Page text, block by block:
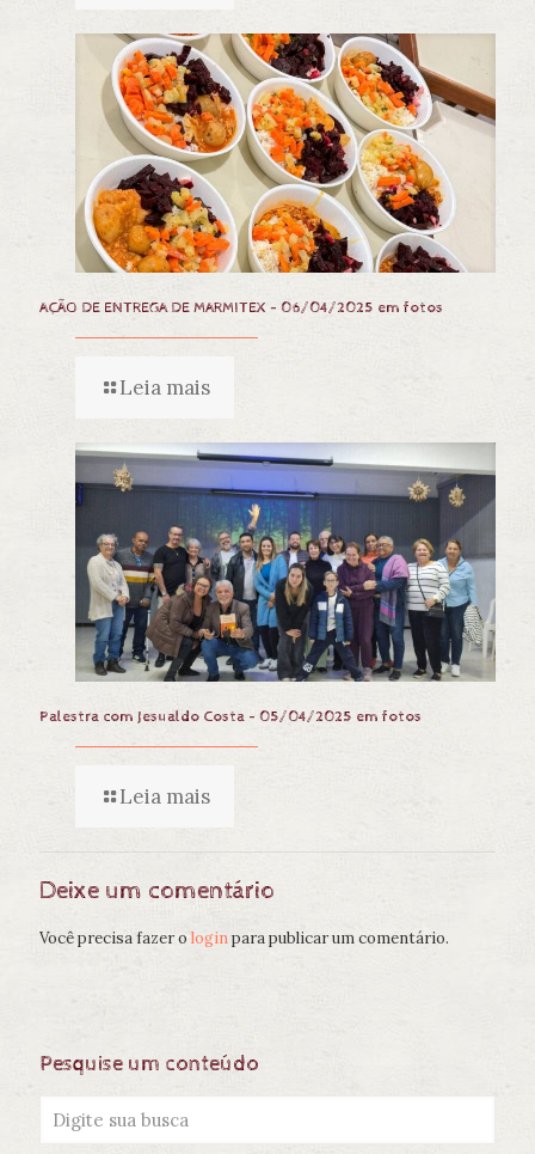
AÇÃO DE ENTREGA DE MARMITEX – 06/04/2025 em fotos
Leia mais
Palestra com Jesualdo Costa – 05/04/2025 em fotos
Leia mais
Deixe um comentário
Você precisa fazer o loginpara publicar um comentário.
Pesquise um conteúdo